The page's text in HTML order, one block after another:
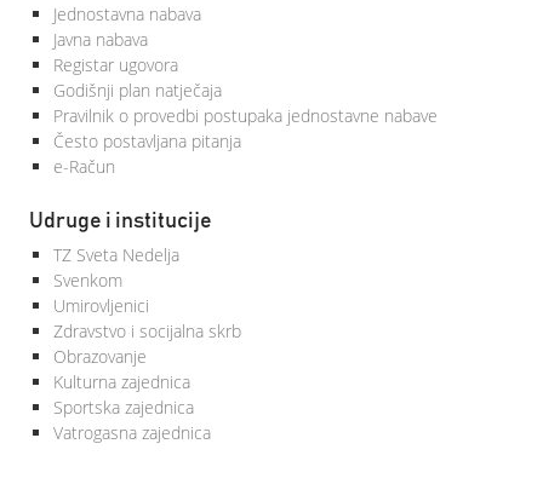
Jednostavna nabava
Javna nabava
Registar ugovora
Godišnji plan natječaja
Pravilnik o provedbi postupaka jednostavne nabave
Često postavljana pitanja
e-Račun
Udruge i institucije
TZ Sveta Nedelja
Svenkom
Umirovljenici
Zdravstvo i socijalna skrb
Obrazovanje
Kulturna zajednica
Sportska zajednica
Vatrogasna zajednica